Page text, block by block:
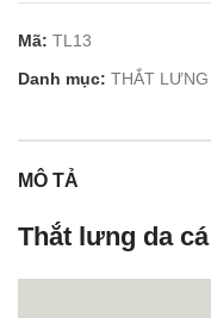
Mã: TL13
Danh mục: THẮT LƯNG
MÔ TẢ
Thắt lưng da